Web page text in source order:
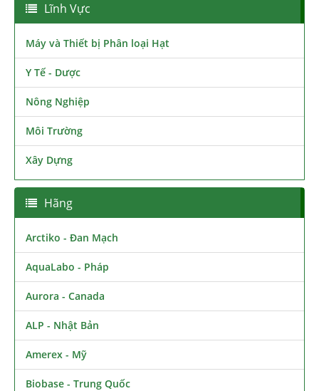
Lĩnh Vực
Máy và Thiết bị Phân loại Hạt
Y Tế - Dược
Nông Nghiệp
Môi Trường
Xây Dựng
Hãng
Arctiko - Đan Mạch
AquaLabo - Pháp
Aurora - Canada
ALP - Nhật Bản
Amerex - Mỹ
Biobase - Trung Quốc